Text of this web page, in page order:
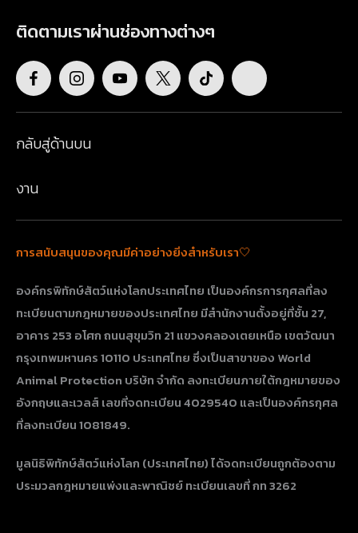
ติดตามเราผ่านช่องทางต่างๆ
กลับสู่ด้านบน
งาน
การสนับสนุนของคุณมีค่าอย่างยิ่งสำหรับเรา🤍
องค์กรพิทักษ์สัตว์แห่งโลกประเทศไทย เป็นองค์กรการกุศลที่ลง
ทะเบียนตามกฎหมายของประเทศไทย มีสำนักงานตั้งอยู่ที่ชั้น 27,
อาคาร 253 อโศก ถนนสุขุมวิท 21 แขวงคลองเตยเหนือ เขตวัฒนา
กรุงเทพมหานคร 10110 ประเทศไทย​​​​​​​ ซึ่งเป็นสาขาของ World
Animal Protection บริษัท จำกัด ลงทะเบียนภายใต้กฎหมายของ
อังกฤษและเวลส์ เลขที่จดทะเบียน 4029540 และเป็นองค์กรกุศล
ที่ลงทะเบียน 1081849.
มูลนิธิพิทักษ์สัตว์แห่งโลก (ประเทศไทย) ได้จดทะเบียนถูกต้องตาม
ประมวลกฎหมายแพ่งและพาณิชย์ ทะเบียนเลขที่ กท 3262